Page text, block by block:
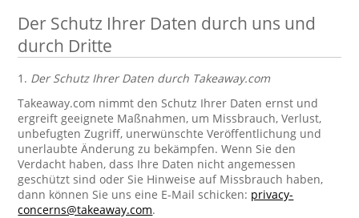
Der Schutz Ihrer Daten durch uns und
durch Dritte
1. Der Schutz Ihrer Daten durch Takeaway.com
Takeaway.com nimmt den Schutz Ihrer Daten ernst und
ergreift geeignete Maßnahmen, um Missbrauch, Verlust,
unbefugten Zugriff, unerwünschte Veröffentlichung und
unerlaubte Änderung zu bekämpfen. Wenn Sie den
Verdacht haben, dass Ihre Daten nicht angemessen
geschützt sind oder Sie Hinweise auf Missbrauch haben,
dann können Sie uns eine E-Mail schicken: privacy-
concerns@takeaway.com.